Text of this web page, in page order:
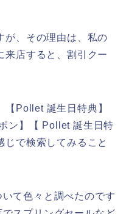
が、その理由は、私の
来店すると、割引クー
【Pollet 誕生日特典】
ン】【 Pollet 誕生日特
じで検索してみること
て色々と調べたのです